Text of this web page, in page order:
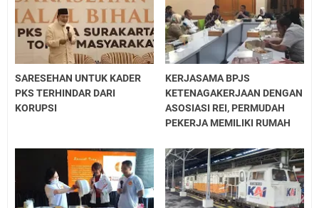
SARESEHAN UNTUK KADER
PKS TERHINDAR DARI
KORUPSI
KERJASAMA BPJS
KETENAGAKERJAAN DENGAN
ASOSIASI REI, PERMUDAH
PEKERJA MEMILIKI RUMAH